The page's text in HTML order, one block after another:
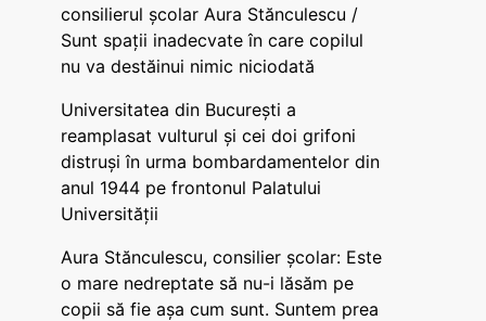
consilierul școlar Aura Stănculescu /
Sunt spații inadecvate în care copilul
nu va destăinui nimic niciodată
Universitatea din București a
reamplasat vulturul și cei doi grifoni
distruși în urma bombardamentelor din
anul 1944 pe frontonul Palatului
Universității
Aura Stănculescu, consilier școlar: Este
o mare nedreptate să nu-i lăsăm pe
copii să fie așa cum sunt. Suntem prea